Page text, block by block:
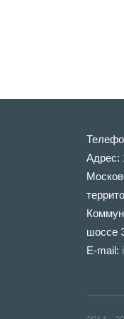
Адрес:
шоссе
E-mail: